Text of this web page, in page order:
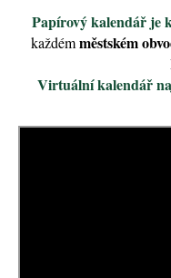
Papírový kalendář je
každémměstském
Virtuální kalendář
a